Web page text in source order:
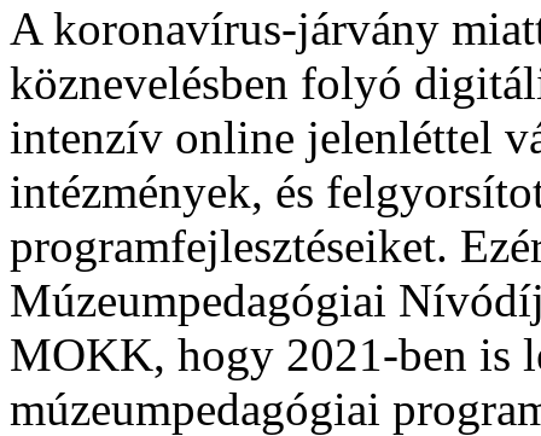
A koronavírus-járvány
köznevelésben folyó
intenzív online jelenléttel
intézmények, és
programfejlesztéseiket.
Múzeumpedagógiai
MOKK, hogy 2021-ben is
múzeumpedagógiai